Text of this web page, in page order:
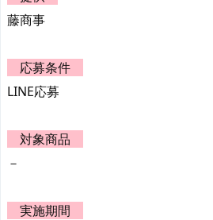
藤商事
応募条件
LINE応募
対象商品
－
実施期間